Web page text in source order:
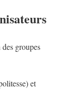
groupes
et